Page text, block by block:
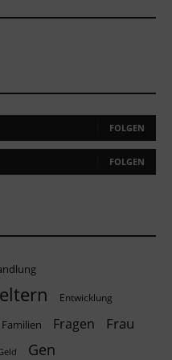
FOLGEN
FOLGEN
eltern Entwicklung
Familien Fragen Frau
Gen